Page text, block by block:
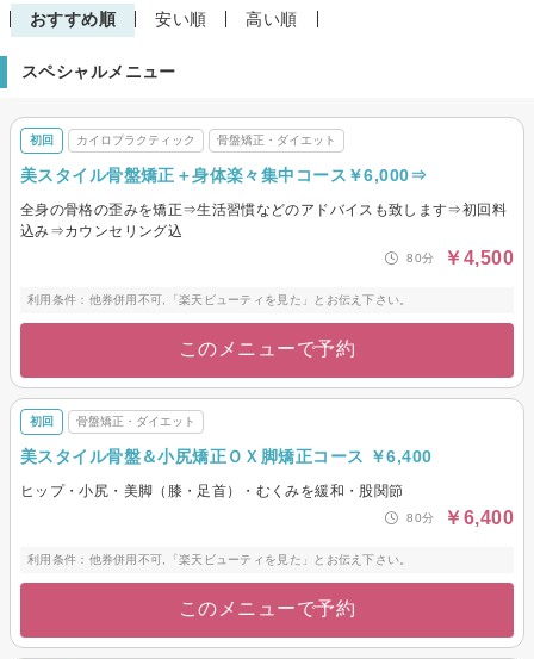
おすすめ順 安い順 高い順
スペシャルメニュー
初回 カイロプラクティック 骨盤矯正・ダイエット
美スタイル骨盤矯正＋身体楽々集中コース￥6,000⇒
全身の骨格の歪みを矯正⇒生活習慣などのアドバイスも致します⇒初回料
込み⇒カウンセリング込
80分 ￥4,500
利用条件：他券併用不可,「楽天ビューティを見た」とお伝え下さい。
このメニューで予約
初回 骨盤矯正・ダイエット
美スタイル骨盤＆小尻矯正ＯＸ脚矯正コース ￥6,400
ヒップ・小尻・美脚（膝・足首）・むくみを緩和・股関節
80分 ￥6,400
利用条件：他券併用不可,「楽天ビューティを見た」とお伝え下さい。
このメニューで予約